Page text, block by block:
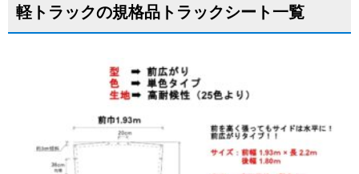
軽トラックの規格品トラックシート一覧